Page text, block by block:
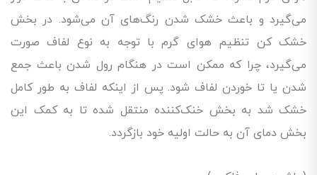
می‌گیرد و باعث خشک شدن رنگ‌های آن می‌شود. در بخش
خشک کن تنظیم هوای گرم با توجه به نوع لفاف صورت
می‌گیرد، چرا که ممکن است در هنگام رول شدن باعث جمع
شدن یا تا خوردن لفاف شود. پس از اینکه لفاف به طور کامل
خشک شد به بخش خنک‌کننده منتقل شده تا به کمک این
بخش دمای آن به حالت اولیه خود بازگردد.